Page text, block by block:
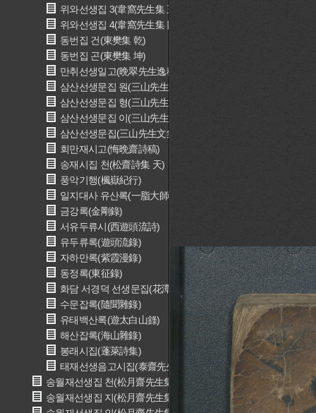
위와선생집 3(韋窩先生集 三)
위와선생집 4(韋窩先生集 四)
동번집 건(東樊集 乾)
동번집 곤(東樊集 坤)
만취선생일고(晩翠先生逸稿)
삼산선생문집 원(三山先生文集 元)
삼산선생문집 형(三山先生文集 亨)
삼산선생문집 이(三山先生文集 利)
삼산선생문집(三山先生文集 貞)
회만재시고(悔晩齋詩稿)
송재시집 천(松齋詩集 天)
풍악기행(楓嶽紀行)
일지대사 유산록(一脂大師 遊山錄)
금강록(金剛錄)
서유두류시(西遊頭流詩)
유두류록(遊頭流錄)
자하만록(紫霞漫錄)
동정록(東征錄)
화담 서경덕 선생문집(花潭 徐敬德 先生文集)
수문잡록(隨聞雜錄)
유태백산록(遊太白山錄)
해산잡록(海山雜錄)
봉래시집(蓬萊詩集)
태재선생음고시집(泰齋先生吟藁詩集)
송월재선생집 천(松月齋先生集 天)
송월재선생집 지(松月齋先生集 地)